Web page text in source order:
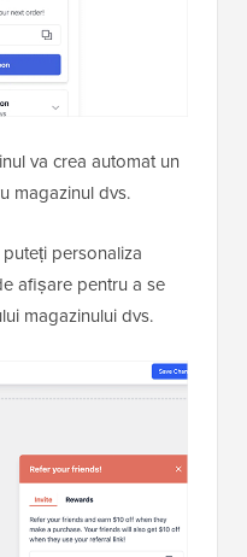
va crea automat un
magazinul dvs.
personaliza
afișare pentru a se
magazinului dvs.